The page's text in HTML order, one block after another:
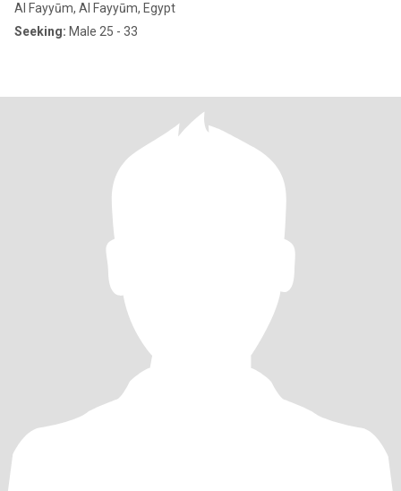
Al Fayyūm, Al Fayyūm, Egypt
Seeking: Male 25 - 33